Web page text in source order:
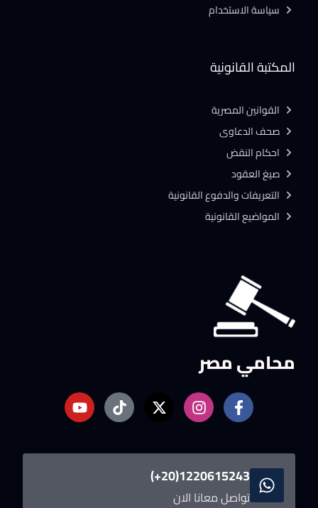
محامي مصر
1220615243(20+)
تواصل معانا الان
المكتبة القانونية
القوانين المصرية
صحف الدعاوى
احكام النقض
صيغ العقود
التعريفات والدفوع القانونية
المواضيع القانونية
سياسة الاستخدام